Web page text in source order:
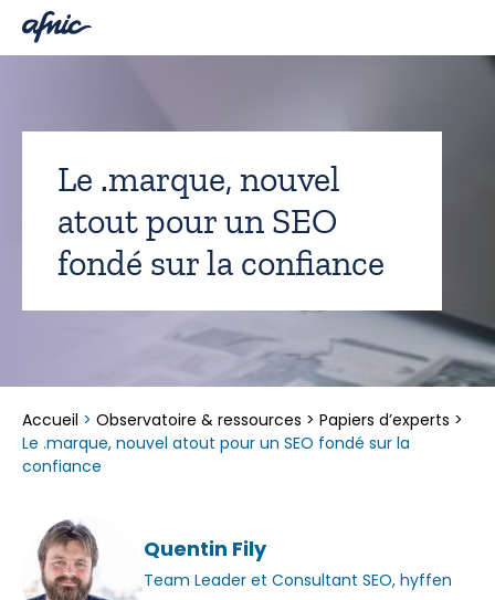
Le .marque, nouvel
atout pour un SEO
fondé sur la confiance
Accueil > Observatoire & ressources > Papiers d’experts >
Le .marque, nouvel atout pour un SEO fondé sur la
confiance
Quentin Fily
Team Leader et Consultant SEO, hyffen
Panneau de gestion des cookies